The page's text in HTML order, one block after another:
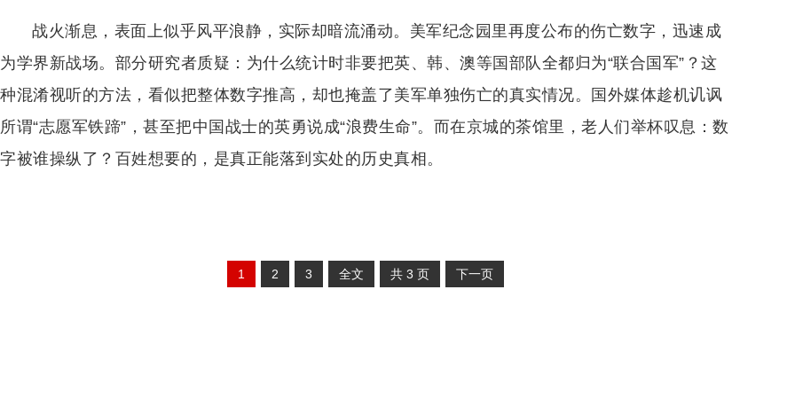
战火渐息，表面上似乎风平浪静，实际却暗流涌动。美军纪念园里再度公布的伤亡数字，迅速成
为学界新战场。部分研究者质疑：为什么统计时非要把英、韩、澳等国部队全都归为“联合国军”？这
种混淆视听的方法，看似把整体数字推高，却也掩盖了美军单独伤亡的真实情况。国外媒体趁机讥讽
所谓“志愿军铁蹄”，甚至把中国战士的英勇说成“浪费生命”。而在京城的茶馆里，老人们举杯叹息：数
字被谁操纵了？百姓想要的，是真正能落到实处的历史真相。
1 2 3 全文 共 3 页 下一页